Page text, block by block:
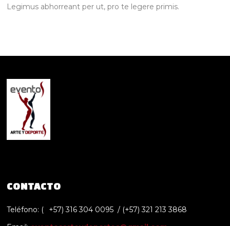
Legimus abhorreant per ut, pro te legere primis.
CONTACTO
Teléfono: (
+57) 316 304 0095 / (+57) 321 213 3868